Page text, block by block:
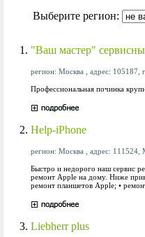
Выберите регион:
1. "Ваш мастер"
регион: Москва , адрес: 105187,
Профессиональная починка
2. Help-iPhone
регион: Москва , адрес: 111524,
Быстро и недорого наш сервис
ремонт Apple на дому. Ниже
ремонт планшетов Apple; •
3. Liebherr plus